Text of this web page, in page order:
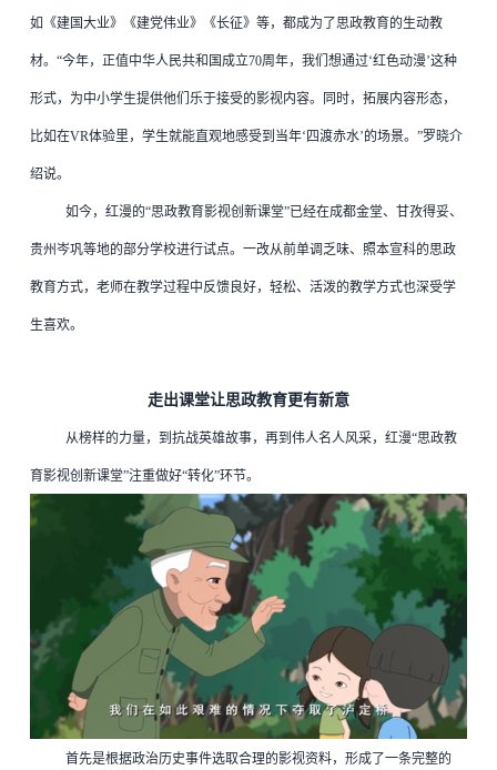
如《建国大业》《建党伟业》《长征》等，都成为了思政教育的生动教
材。“今年，正值中华人民共和国成立70周年，我们想通过‘红色动漫’这种
形式，为中小学生提供他们乐于接受的影视内容。同时，拓展内容形态，
比如在VR体验里，学生就能直观地感受到当年‘四渡赤水’的场景。”罗晓介
绍说。
如今，红漫的“思政教育影视创新课堂”已经在成都金堂、甘孜得妥、
贵州岑巩等地的部分学校进行试点。一改从前单调乏味、照本宣科的思政
教育方式，老师在教学过程中反馈良好，轻松、活泼的教学方式也深受学
生喜欢。
走出课堂让思政教育更有新意
从榜样的力量，到抗战英雄故事，再到伟人名人风采，红漫“思政教
育影视创新课堂”注重做好“转化”环节。
首先是根据政治历史事件选取合理的影视资料，形成了一条完整的